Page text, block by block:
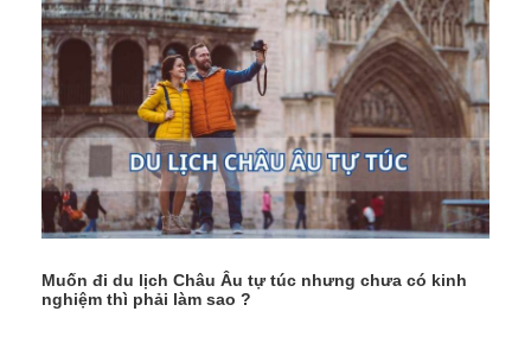
Muốn đi du lịch Châu Âu tự túc nhưng chưa có kinh
nghiệm thì phải làm sao ?